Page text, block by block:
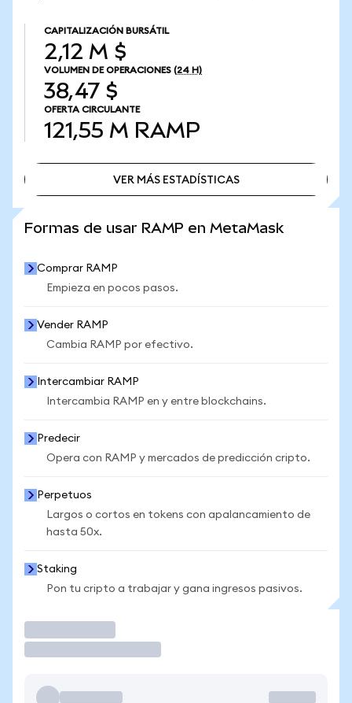
CAPITALIZACIÓN BURSÁTIL
2,12 M $
VOLUMEN DE OPERACIONES (24 H)
38,47 $
OFERTA CIRCULANTE
121,55 M RAMP
VER MÁS ESTADÍSTICAS
Formas de usar RAMP en MetaMask
Comprar RAMP
Empieza en pocos pasos.
Vender RAMP
Cambia RAMP por efectivo.
Intercambiar RAMP
Intercambia RAMP en y entre blockchains.
Predecir
Opera con RAMP y mercados de predicción cripto.
Perpetuos
Largos o cortos en tokens con apalancamiento de
hasta 50x.
Staking
Pon tu cripto a trabajar y gana ingresos pasivos.